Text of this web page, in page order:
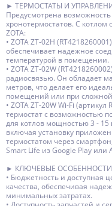
► ТЕРМОСТАТЫ И
Предусмотрена
хронотермостатов. С
ZOTA:
• ZOTA ZT-02H
обеспечивает надежное
температурой в помещении.
• ZOTA ZT-02W
радиосвязью. Он обладает
метров, что делает его
помещений или при
• ZOTA ZT-20W Wi-Fi
термостат с возможностью
для котлов мощностью 3 -
включая установку
термостатом через
Smart Life из Google Play или
► КЛЮЧЕВЫЕ
• Бюджетность и доступная
качества, обеспечивая
минимальных затратах.